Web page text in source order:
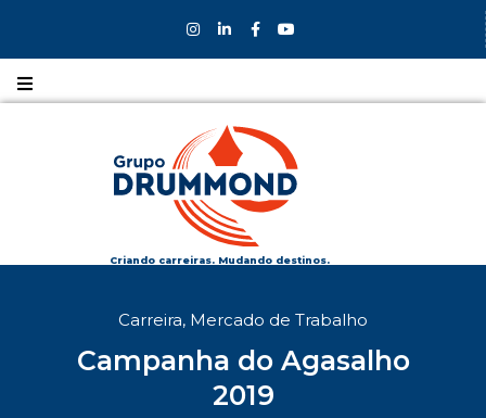
Criando carreiras. Mudando destinos.
Carreira, Mercado de Trabalho
Campanha do Agasalho
2019